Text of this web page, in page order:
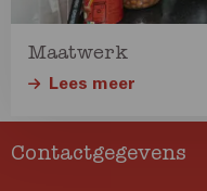
Maatwerk
Lees meer
Contactgegevens